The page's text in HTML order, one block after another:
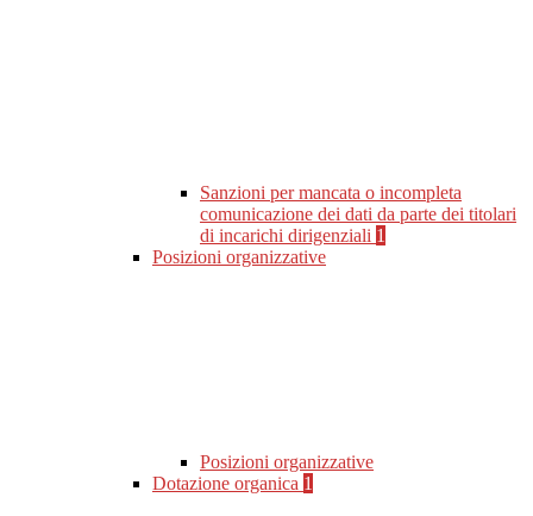
Sanzioni per mancata o incompleta
comunicazione dei dati da parte dei titolari
di incarichi dirigenziali 1
Posizioni organizzative
Posizioni organizzative
Dotazione organica 1